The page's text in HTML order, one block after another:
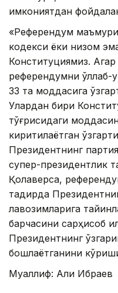
имкониятдан
«Референдум
кодекси ёки низом
Конституциямиз.
референдумни қўллаб-
33 та моддасига
Улардан бири
тўғрисидаги
киритилаётган
Президентнинг
супер-президентлик
Қолаверса,
тақдирда
лавозимларига
барчасини сарҳисоб
Президентнинг
бошлаётганини
Муаллиф: Али Ибраев